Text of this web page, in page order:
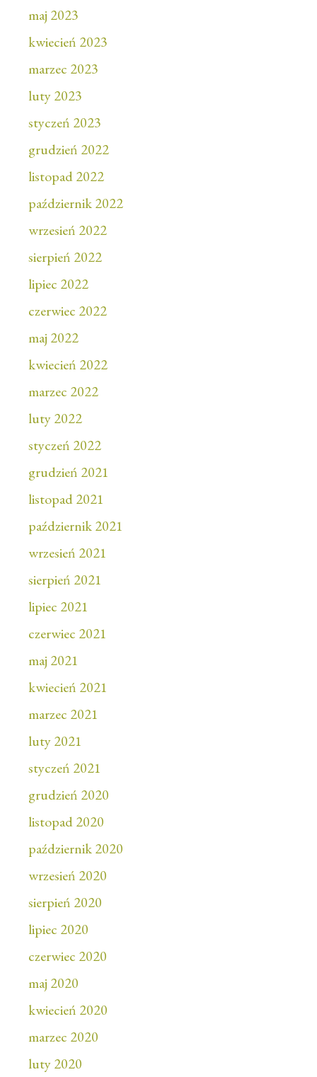
maj 2023
kwiecień 2023
marzec 2023
luty 2023
styczeń 2023
grudzień 2022
listopad 2022
październik 2022
wrzesień 2022
sierpień 2022
lipiec 2022
czerwiec 2022
maj 2022
kwiecień 2022
marzec 2022
luty 2022
styczeń 2022
grudzień 2021
listopad 2021
październik 2021
wrzesień 2021
sierpień 2021
lipiec 2021
czerwiec 2021
maj 2021
kwiecień 2021
marzec 2021
luty 2021
styczeń 2021
grudzień 2020
listopad 2020
październik 2020
wrzesień 2020
sierpień 2020
lipiec 2020
czerwiec 2020
maj 2020
kwiecień 2020
marzec 2020
luty 2020